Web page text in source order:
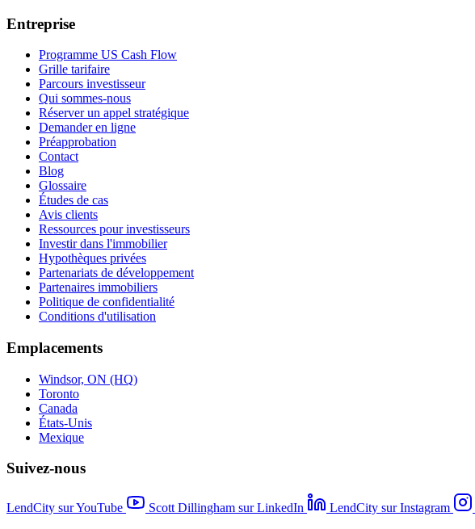
Entreprise
Programme US Cash Flow
Grille tarifaire
Parcours investisseur
Qui sommes-nous
Réserver un appel stratégique
Demander en ligne
Préapprobation
Contact
Blog
Glossaire
Études de cas
Avis clients
Ressources pour investisseurs
Investir dans l'immobilier
Hypothèques privées
Partenariats de développement
Partenaires immobiliers
Politique de confidentialité
Conditions d'utilisation
Emplacements
Windsor, ON (HQ)
Toronto
Canada
États-Unis
Mexique
Suivez-nous
LendCity sur YouTube Scott Dillingham sur LinkedIn LendCity sur Instagram